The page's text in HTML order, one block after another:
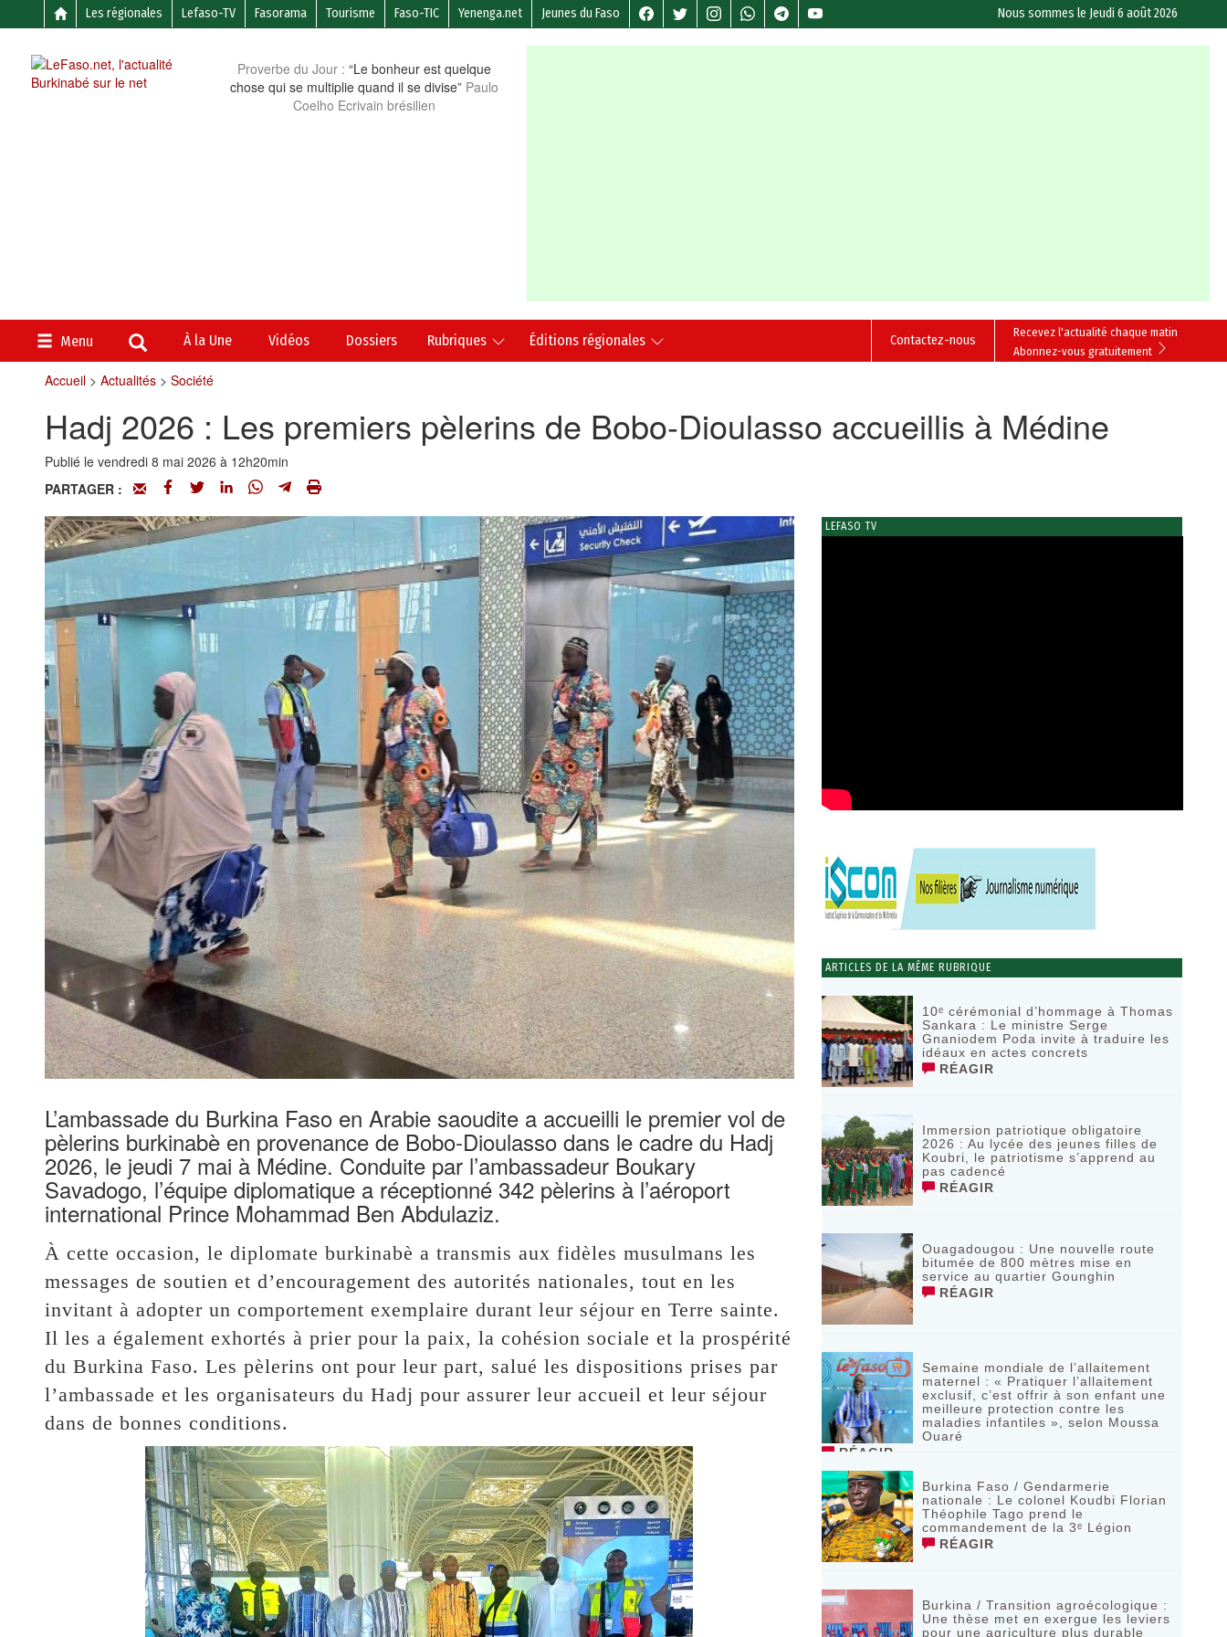
Les régionales Lefaso-TV Fasorama Tourisme Faso-TIC Yenenga.net Jeunes du Faso Nous sommes le Jeudi 6 août 2026
Proverbe du Jour : “Le bonheur est quelque
chose qui se multiplie quand il se divise” Paulo
Coelho Ecrivain brésilien
Menu À la Une Vidéos Dossiers Rubriques Éditions régionales
Recevez l'actualité chaque matin
Abonnez-vous gratuitement
Contactez-nous
Accueil> Actualités> Société
Hadj 2026 : Les premiers pèlerins de Bobo-Dioulasso accueillis à Médine
Publié le vendredi 8 mai 2026 à 12h20min
PARTAGER :
L’ambassade du Burkina Faso en Arabie saoudite a accueilli le premier vol de
pèlerins burkinabè en provenance de Bobo-Dioulasso dans le cadre du Hadj
2026, le jeudi 7 mai à Médine. Conduite par l’ambassadeur Boukary
Savadogo, l’équipe diplomatique a réceptionné 342 pèlerins à l’aéroport
international Prince Mohammad Ben Abdulaziz.
À cette occasion, le diplomate burkinabè a transmis aux fidèles musulmans les
messages de soutien et d’encouragement des autorités nationales, tout en les
invitant à adopter un comportement exemplaire durant leur séjour en Terre sainte.
Il les a également exhortés à prier pour la paix, la cohésion sociale et la prospérité
du Burkina Faso. Les pèlerins ont pour leur part, salué les dispositions prises par
l’ambassade et les organisateurs du Hadj pour assurer leur accueil et leur séjour
dans de bonnes conditions.
LEFASO TV
ARTICLES DE LA MÊME RUBRIQUE
10ᵉ cérémonial d’hommage à Thomas
Sankara : Le ministre Serge
Gnaniodem Poda invite à traduire les
idéaux en actes concrets
RÉAGIR
Immersion patriotique obligatoire
2026 : Au lycée des jeunes filles de
Koubri, le patriotisme s’apprend au
pas cadencé
RÉAGIR
Ouagadougou : Une nouvelle route
bitumée de 800 mètres mise en
service au quartier Gounghin
RÉAGIR
Semaine mondiale de l’allaitement
maternel : « Pratiquer l’allaitement
exclusif, c’est offrir à son enfant une
meilleure protection contre les
maladies infantiles », selon Moussa
Ouaré
RÉAGIR
Burkina Faso / Gendarmerie
nationale : Le colonel Koudbi Florian
Théophile Tago prend le
commandement de la 3ᵉ Légion
RÉAGIR
Burkina / Transition agroécologique :
Une thèse met en exergue les leviers
pour une agriculture plus durable